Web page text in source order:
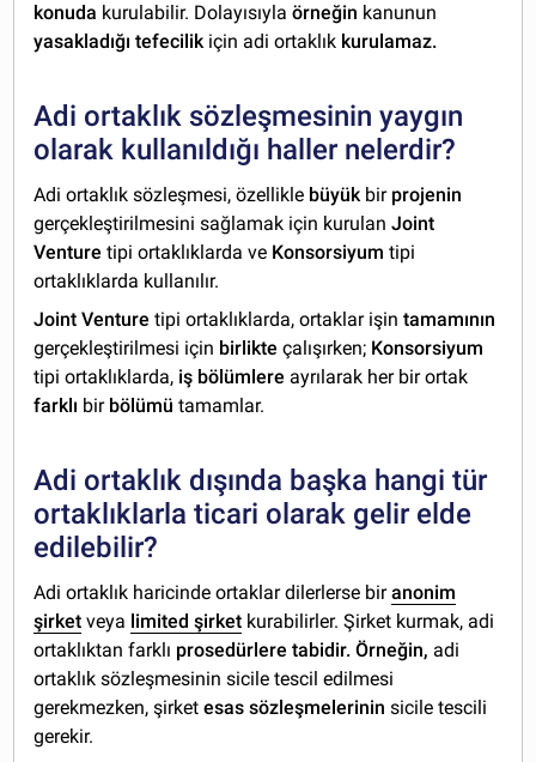
konuda kurulabilir. Dolayısıylaörneğin kanunun
yasakladığı tefecilikiçin adi ortaklık kurulamaz.
Adi ortaklık sözleşmesinin yaygın
olarak kullanıldığı haller nelerdir?
Adi ortaklık sözleşmesi, özellikle büyükbir projenin
gerçekleştirilmesini sağlamak için kurulanJoint
Venture tipi ortaklıklarda ve Konsorsiyum tipi
ortaklıklarda kullanılır.
Joint Venture tipi ortaklıklarda, ortaklar işintamamının
gerçekleştirilmesi için birlikte çalışırken; Konsorsiyum
tipi ortaklıklarda, iş bölümlere ayrılarak her bir ortak
farklı bir bölümü tamamlar.
Adi ortaklık dışında başka hangi tür
ortaklıklarla ticari olarak gelir elde
edilebilir?
Adi ortaklık haricinde ortaklar dilerlerse biranonim
şirket veya limited şirket kurabilirler. Şirket kurmak, adi
ortaklıktan farklı prosedürlere tabidir. Örneğin, adi
ortaklık sözleşmesinin sicile tescil edilmesi
gerekmezken, şirketesas sözleşmelerinin sicile tescili
gerekir.